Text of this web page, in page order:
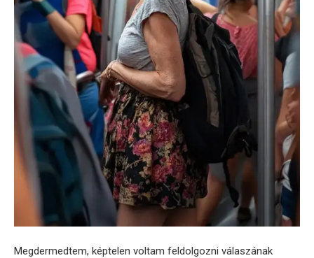
Megdermedtem, képtelen voltam feldolgozni válaszának